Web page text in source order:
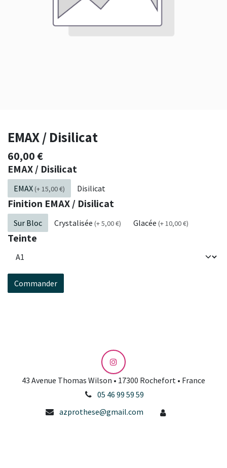
EMAX / Disilicat
60,00€
EMAX / Disilicat
EMAX (+15,00€) Disilicat
Finition EMAX / Disilicat
Sur Bloc Crystalisée (+5,00€) Glacée (+10,00€)
Teinte
Commander
43 Avenue Thomas Wilson • 17300 Rochefort • France
05 46 99 59 59
azprothese@gmail.com